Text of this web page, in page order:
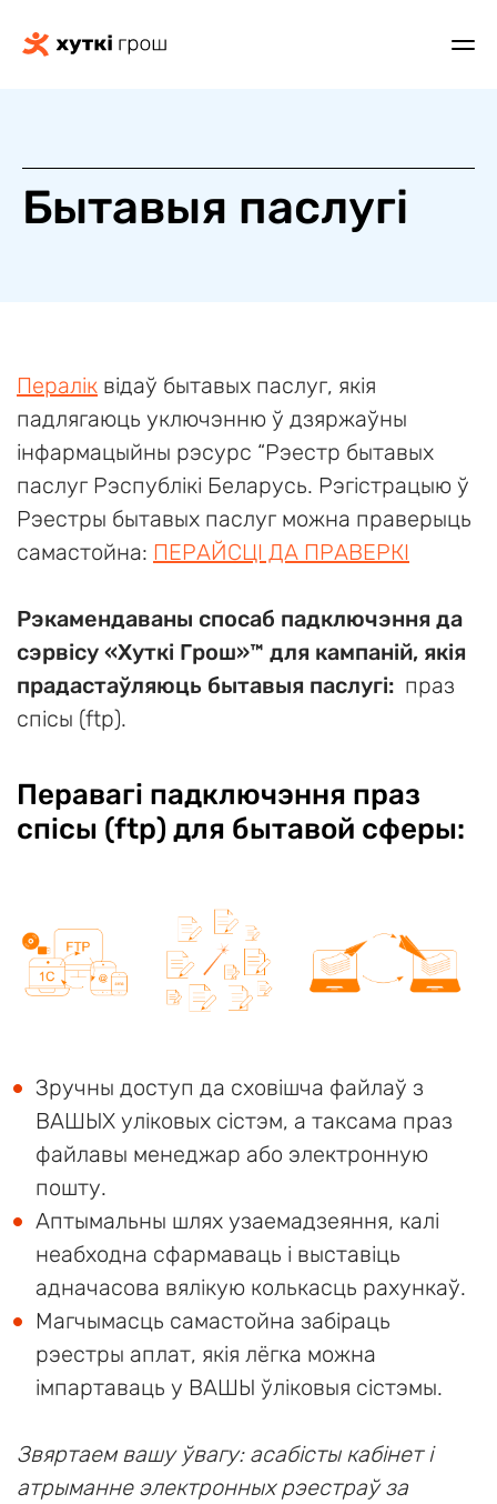
Бытавыя паслугі
Пералік відаў бытавых паслуг, якія
падлягаюць уключэнню ў дзяржаўны
інфармацыйны рэсурс “Рэестр бытавых
паслуг Рэспублікі Беларусь. Рэгістрацыю ў
Рэестры бытавых паслуг можна праверыць
самастойна: ПЕРАЙСЦІ ДА ПРАВЕРКІ
Рэкамендаваны спосаб падключэння да
сэрвісу «Хуткi Грош»™ для кампаній, якія
прадастаўляюць бытавыя паслугі: праз
спісы (ftp).
Перавагі падключэння праз
спісы (ftp) для бытавой сферы:
Зручны доступ да сховішча файлаў з
ВАШЫХ уліковых сістэм, а таксама праз
файлавы менеджар або электронную
пошту.
Аптымальны шлях узаемадзеяння, калі
неабходна сфармаваць і выставіць
адначасова вялікую колькасць рахункаў.
Магчымасць самастойна забіраць
рэестры аплат, якія лёгка можна
імпартаваць у ВАШЫ ўліковыя сістэмы.
Звяртаем вашу ўвагу: асабісты кабінет і
атрыманне электронных рэестраў за